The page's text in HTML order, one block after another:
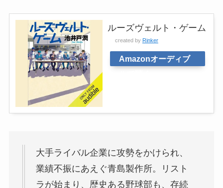
ルーズヴェルト・ゲーム
created by Rinker
Amazonオーディブ
大手ライバル企業に攻勢をかけられ、
業績不振にあえぐ青島製作所。リスト
ラが始まり、歴史ある野球部も、存続